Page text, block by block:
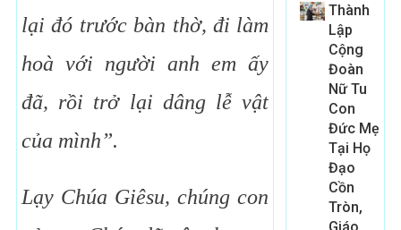
lại đó trước bàn thờ, đi làm
hoà với người anh em ấy
đã, rồi trở lại dâng lễ vật
của mình”.
Lạy Chúa Giêsu, chúng con
Thành
Lập
Cộng
Đoàn
Nữ Tu
Con
Đức Mẹ
Tại Họ
Đạo
Cồn
Tròn,